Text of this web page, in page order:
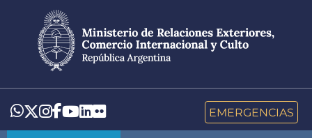
contenido
principal
Whatsapp
Twitter
Instagram
Facebook
YouTube
LinkedIn
Flickr EMERGENCIAS